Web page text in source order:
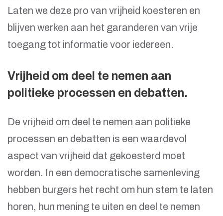
Laten we deze pro van vrijheid koesteren en
blijven werken aan het garanderen van vrije
toegang tot informatie voor iedereen.
Vrijheid om deel te nemen aan
politieke processen en debatten.
De vrijheid om deel te nemen aan politieke
processen en debatten is een waardevol
aspect van vrijheid dat gekoesterd moet
worden. In een democratische samenleving
hebben burgers het recht om hun stem te laten
horen, hun mening te uiten en deel te nemen